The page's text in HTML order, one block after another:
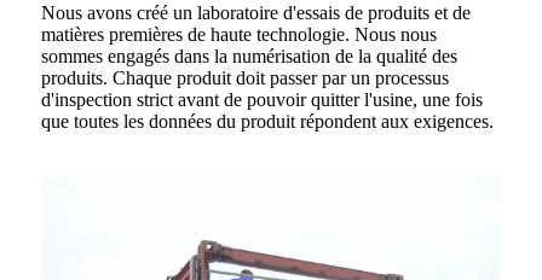
Nous avons créé un laboratoire d'essais de produits et de
matières premières de haute technologie. Nous nous
sommes engagés dans la numérisation de la qualité des
produits. Chaque produit doit passer par un processus
d'inspection strict avant de pouvoir quitter l'usine, une fois
que toutes les données du produit répondent aux exigences.